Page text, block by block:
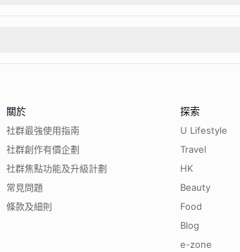
關於
社群最強使用指南
社群創作有價企劃
社群焦點功能及升級計劃
常見問題
條款及細則
探索
U Lifestyle
Travel
HK
Beauty
Food
Blog
e-zone